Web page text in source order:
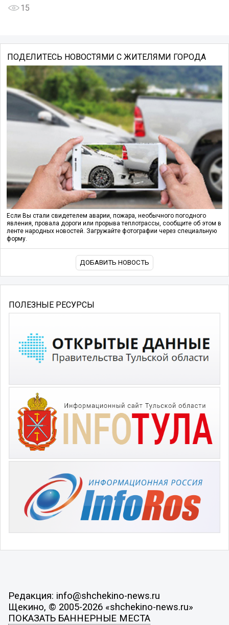
15
ПОДЕЛИТЕСЬ НОВОСТЯМИ С ЖИТЕЛЯМИ ГОРОДА
Если Вы стали свидетелем аварии, пожара, необычного погодного
явления, провала дороги или прорыва теплотрассы, сообщите об этом в
ленте народных новостей. Загружайте фотографии через специальную
форму.
ДОБАВИТЬ НОВОСТЬ
ПОЛЕЗНЫЕ РЕСУРСЫ
Редакция: info@shchekino-news.ru
Щекино, © 2005-2026 «shchekino-news.ru»
ПОКАЗАТЬ БАННЕРНЫЕ МЕСТА